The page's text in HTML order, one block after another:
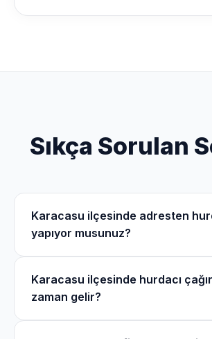
Sıkça Sorulan
Karacasu ilçesinde adresten
yapıyor musunuz?
Cuma Mahallesi, Yolaltı Mahallesi,
Mahallesi, Dedeler Mahallesi dahil
toplam 38 mahallede mobil
Karacasu ilçesinde hurdacı
zaman gelir?